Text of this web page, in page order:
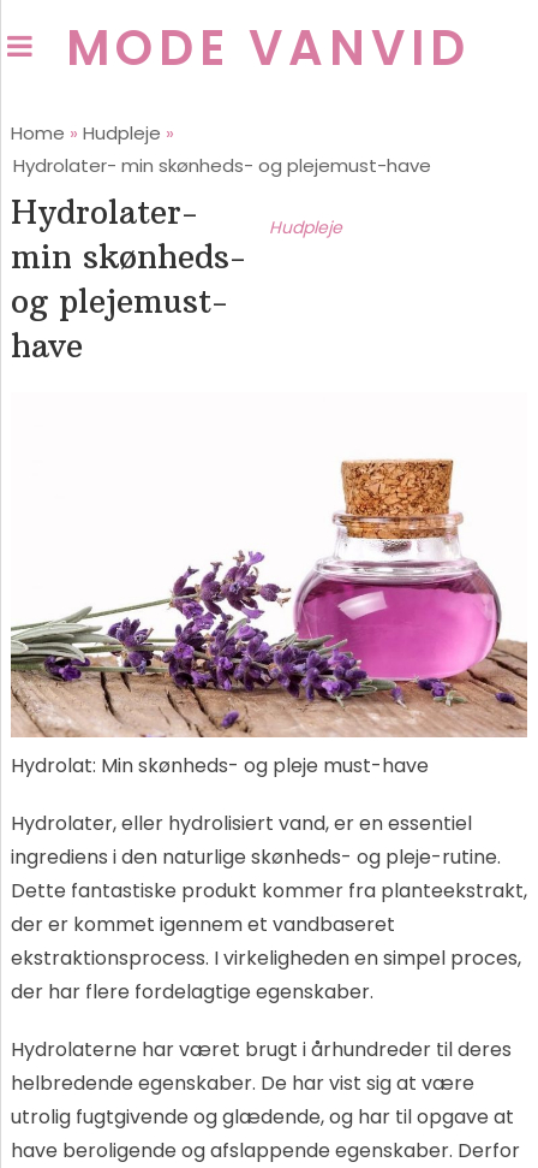
MODE VANVID
Home » Hudpleje »
Hydrolater- min skønheds- og plejemust-have
Hydrolater-
min skønheds-
og plejemust-
have
Hudpleje
Hydrolat: Min skønheds- og pleje must-have
Hydrolater, eller hydrolisiert vand, er en essentiel
ingrediens i den naturlige skønheds- og pleje-rutine.
Dette fantastiske produkt kommer fra planteekstrakt,
der er kommet igennem et vandbaseret
ekstraktionsprocess. I virkeligheden en simpel proces,
der har flere fordelagtige egenskaber.
Hydrolaterne har været brugt i århundreder til deres
helbredende egenskaber. De har vist sig at være
utrolig fugtgivende og glædende, og har til opgave at
have beroligende og afslappende egenskaber. Derfor